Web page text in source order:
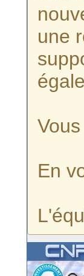
une
En